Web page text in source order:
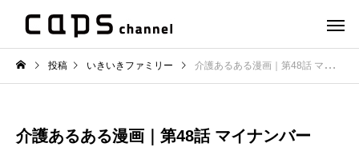
投稿 いきいきファミリー 介護あるある漫画｜第48話 マイナンバー
介護あるある漫画｜第48話 マイナンバー